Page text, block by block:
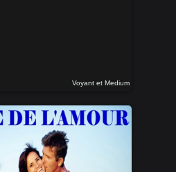
Voyant et Medium